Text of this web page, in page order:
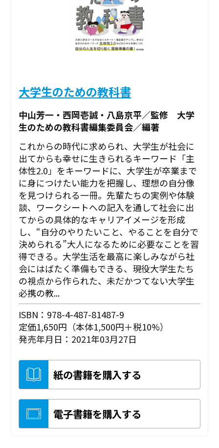
大学生のための教科書
中山芳一・西岡壱誠・八島京平／監修 大学
生のための教科書編集委員会／編著
これからの時代に求められ、大学生が社会に
出てからも幸せに生きられるキーワード「主
体性2.0」をキーワードに、大学生が卒業まで
に身につけたい能力を把握し、理想の自分像
を見つけられる一冊。先輩たちの実例や体験
談、ワークシートへの記入を通して社会に出
てからの具体的なキャリアイメージを形成
し、“自分のやりたいこと、やることを自分で
決められる”大人になるために必要なことを習
得できる。大学生活を最高に楽しみながら社
会にはばたく準備もできる、現役大学生たち
の視点から作られた、未だかつてない大学生
必携の教...
ISBN：978-4-487-81487-9
定価1,650円（本体1,500円＋税10%）
発売年月日：2021年03月27日
紙の書籍を購入する
電子書籍を購入する